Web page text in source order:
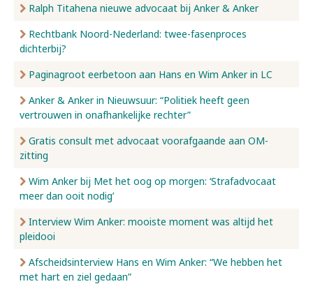
Ralph Titahena nieuwe advocaat bij Anker & Anker
Rechtbank Noord-Nederland: twee-fasenproces
dichterbij?
Paginagroot eerbetoon aan Hans en Wim Anker in LC
Anker & Anker in Nieuwsuur: “Politiek heeft geen
vertrouwen in onafhankelijke rechter”
Gratis consult met advocaat voorafgaande aan OM-
zitting
Wim Anker bij Met het oog op morgen: ‘Strafadvocaat
meer dan ooit nodig’
Interview Wim Anker: mooiste moment was altijd het
pleidooi
Afscheidsinterview Hans en Wim Anker: “We hebben het
met hart en ziel gedaan”